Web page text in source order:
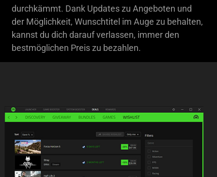
durchkämmt. Dank Updates zu Angeboten und
der Möglichkeit, Wunschtitel im Auge zu behalten,
kannst du dich darauf verlassen, immer den
bestmöglichen Preis zu bezahlen.